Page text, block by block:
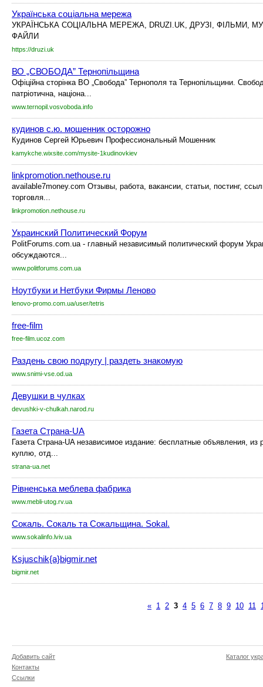
Українська соціальна мережа
УКРАЇНСЬКА СОЦІАЛЬНА МЕРЕЖА, DRUZI.UK, ДРУЗІ, ФІЛЬМИ,
ФАЙЛИ
https://druzi.uk
ВО „СВОБОДА” Тернопільщина
Офіційна сторінка ВО „Свобода” Тернополя та Тернопільщини.
патріотична, націона...
www.ternopil.vosvoboda.info
кудинов с.ю. мошенник осторожно
Кудинов Сергей Юрьевич Профессиональный Мошенник
kamykche.wixsite.com/mysite-1kudinovkiev
linkpromotion.nethouse.ru
available7money.com Отзывы, работа, вакансии, статьи, постинг,
торговля...
linkpromotion.nethouse.ru
Украинский Политический Форум
PolitForums.com.ua - главный независимый политический форум
обсуждаются...
www.politforums.com.ua
Ноутбуки и Нетбуки Фирмы Леново
lenovo-promo.com.ua/user/tetris
free-film
free-film.ucoz.com
Раздень свою подругу | раздеть знакомую
www.snimi-vse.od.ua
Девушки в чулках
devushki-v-chulkah.narod.ru
Газета Страна-UA
Газета Страна-UA независимое издание: бесплатные объявления, из
куплю, отд...
strana-ua.net
Рівненська меблева фабрика
www.mebli-utog.rv.ua
Сокаль. Сокаль та Сокальщина. Sokal.
www.sokalinfo.lviv.ua
Ksjuschik{a}bigmir.net
bigmir.net
« 1 2 3 4 5 6 7 8 9 10 11
Добавить сайт
Контакты
Ссылки
Каталог